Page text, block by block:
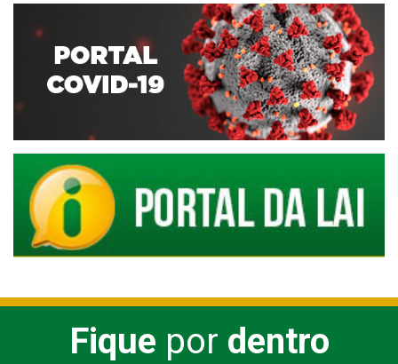
Fique por dentro